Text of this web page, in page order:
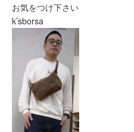
お気をつけ下さい
k’sborsa